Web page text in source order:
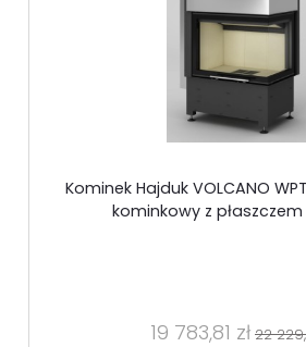
Kominek Hajduk VOLCANO
kominkowy z
19 783,81 zł 22